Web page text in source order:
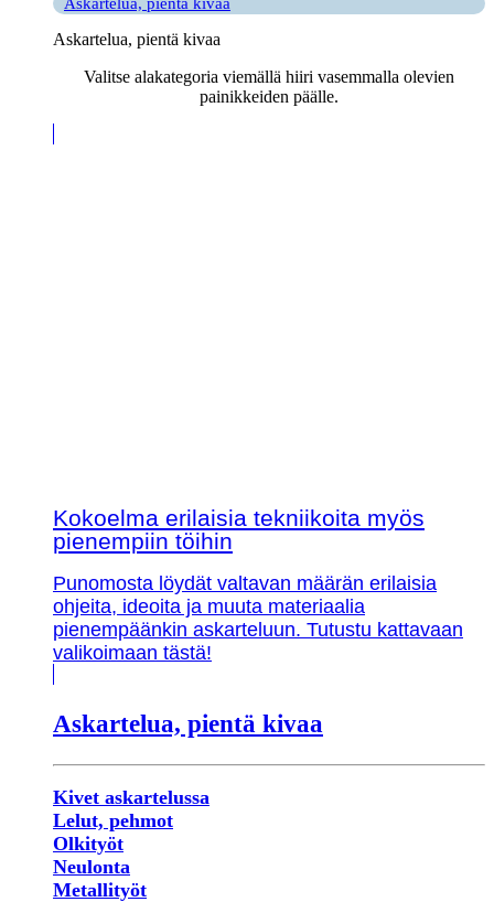
Askartelua, pientä kivaa
Askartelua, pientä kivaa
Valitse alakategoria viemällä hiiri vasemmalla olevien
painikkeiden päälle.
Kokoelma erilaisia tekniikoita myös
pienempiin töihin
Punomosta löydät valtavan määrän erilaisia
ohjeita, ideoita ja muuta materiaalia
pienempäänkin askarteluun. Tutustu kattavaan
valikoimaan tästä!
Askartelua, pientä kivaa
Kivet askartelussa
Lelut, pehmot
Olkityöt
Neulonta
Metallityöt